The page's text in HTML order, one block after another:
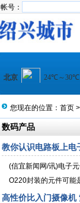
帐号：
您现在的位置： 首页
数码产品
教你认识电路板上电
(信宜新闻网/讯)电子
O220封装的元件可能
高性价比入门摄像机